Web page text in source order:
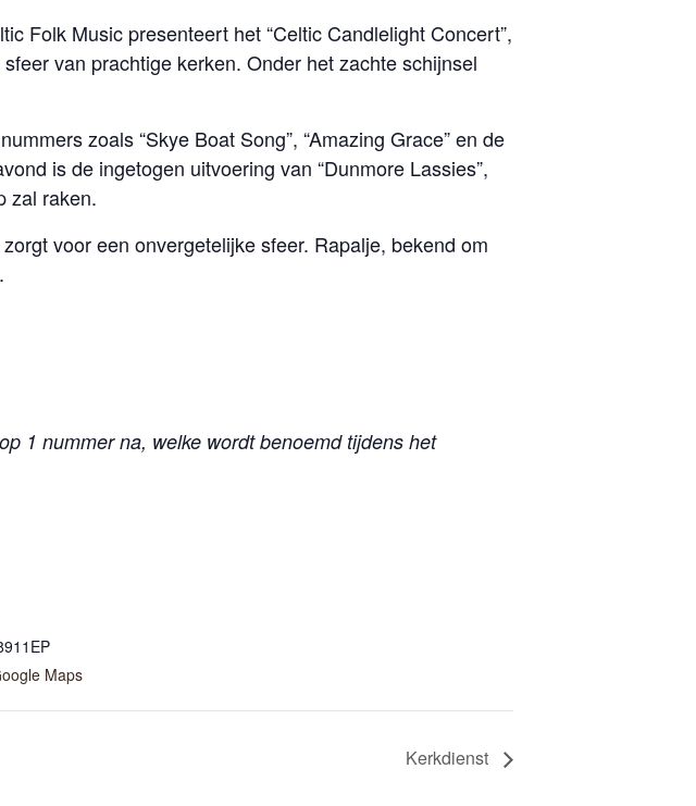
Folk Music presenteert het “Celtic Candlelight Concert”,
van prachtige kerken. Onder het zachte schijnsel
zoals “Skye Boat Song”, “Amazing Grace” en de
is de ingetogen uitvoering van “Dunmore Lassies”,
zal raken.
voor een onvergetelijke sfeer. Rapalje, bekend om
1 nummer na, welke wordt benoemd tijdens het
Maps
Kerkdienst